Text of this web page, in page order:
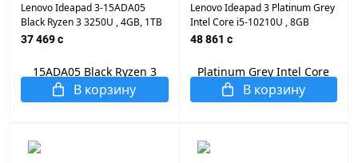
Lenovo Ideapad 3-15ADA05
Black Ryzen 3 3250U , 4GB, 1TB
HDD, AMD Radeon RX Vega 3,
Eng-Rus Заводская Клавиатура
37 469 c
В корзину
Lenovo Ideapad 3 Platinum Grey
Intel Core i5-10210U , 8GB
DDR4, 256GB M.2 NVMe PCIe,
GDDR5, 15.6" LED FULL HD WiFi,
BT, Cam, DOS, Eng-Rus
Заводская
48 861 c
В корзину